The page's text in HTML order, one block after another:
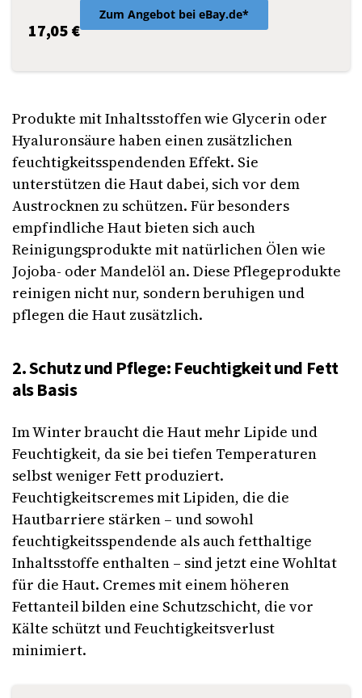
17,05 €
Zum Angebot bei eBay.de*
Produkte mit Inhaltsstoffen wie Glycerin oder
Hyaluronsäure haben einen zusätzlichen
feuchtigkeitsspendenden Effekt. Sie
unterstützen die Haut dabei, sich vor dem
Austrocknen zu schützen. Für besonders
empfindliche Haut bieten sich auch
Reinigungsprodukte mit natürlichen Ölen wie
Jojoba- oder Mandelöl an. Diese Pflegeprodukte
reinigen nicht nur, sondern beruhigen und
pflegen die Haut zusätzlich.
2. Schutz und Pflege: Feuchtigkeit und Fett
als Basis
Im Winter braucht die Haut mehr Lipide und
Feuchtigkeit, da sie bei tiefen Temperaturen
selbst weniger Fett produziert.
Feuchtigkeitscremes mit Lipiden, die die
Hautbarriere stärken – und sowohl
feuchtigkeitsspendende als auch fetthaltige
Inhaltsstoffe enthalten – sind jetzt eine Wohltat
für die Haut. Cremes mit einem höheren
Fettanteil bilden eine Schutzschicht, die vor
Kälte schützt und Feuchtigkeitsverlust
minimiert.